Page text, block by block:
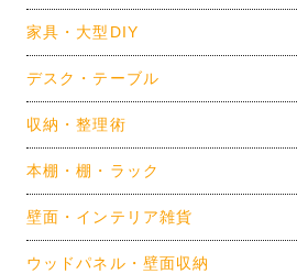
家具・大型DIY
デスク・テーブル
収納・整理術
本棚・棚・ラック
壁面・インテリア雑貨
ウッドパネル・壁面収納